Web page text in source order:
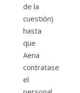
de la
cuestión)
hasta
que
Aena
contratase
el